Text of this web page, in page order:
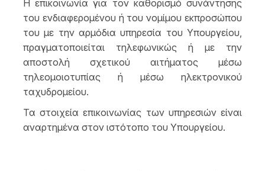
Η επικοινωνία για τον καθορισμό συνάντησης
του ενδιαφερομένου ή του νομίμου εκπροσώπου
του με την αρμόδια υπηρεσία του Υπουργείου,
πραγματοποιείται τηλεφωνικώς ή με την
αποστολή σχετικού αιτήματος μέσω
τηλεομοιοτυπίας ή μέσω ηλεκτρονικού
ταχυδρομείου.
Τα στοιχεία επικοινωνίας των υπηρεσιών είναι
αναρτημένα στον ιστότοπο του Υπουργείου.